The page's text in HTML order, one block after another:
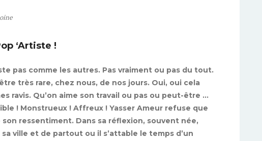
‘Artiste !
pas comme les autres. Pas vraiment ou pas du tout.
très rare, chez nous, de nos jours. Oui, oui cela
ravis. Qu’on aime son travail ou pas ou peut-être …
! Monstrueux ! Affreux ! Yasser Ameur refuse que
son ressentiment. Dans sa réflexion, souvent née,
ville et de partout ou il s’attable le temps d’un